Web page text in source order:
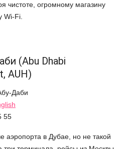
чистоте, огромному магазину
Wi-Fi.
(Abu Dhabi
AUH)
Даби
55
аэропорта в Дубае, но не такой